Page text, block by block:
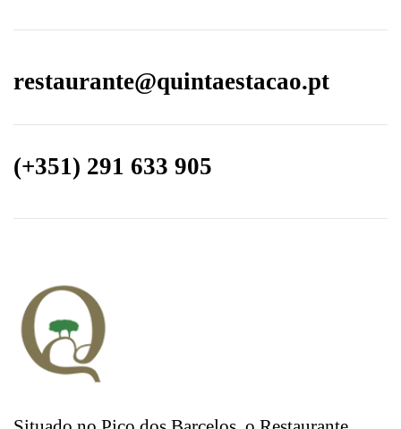
restaurante@quintaestacao.pt
(+351) 291 633 905